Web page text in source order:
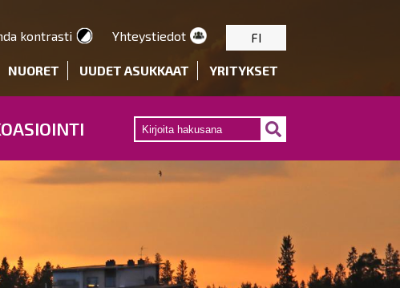
kontrasti Yhteystiedot FI
NUORET UUDET ASUKKAAT YRITYKSET